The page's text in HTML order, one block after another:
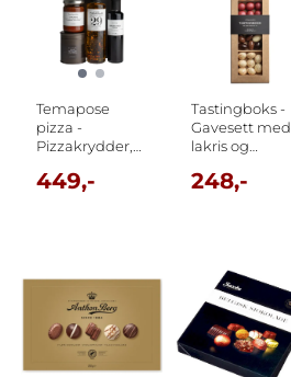
Temapose
pizza -
Pizzakrydder,
Balsamico
449,-
Tastingboks -
Gavesett med
lakris og
248,-